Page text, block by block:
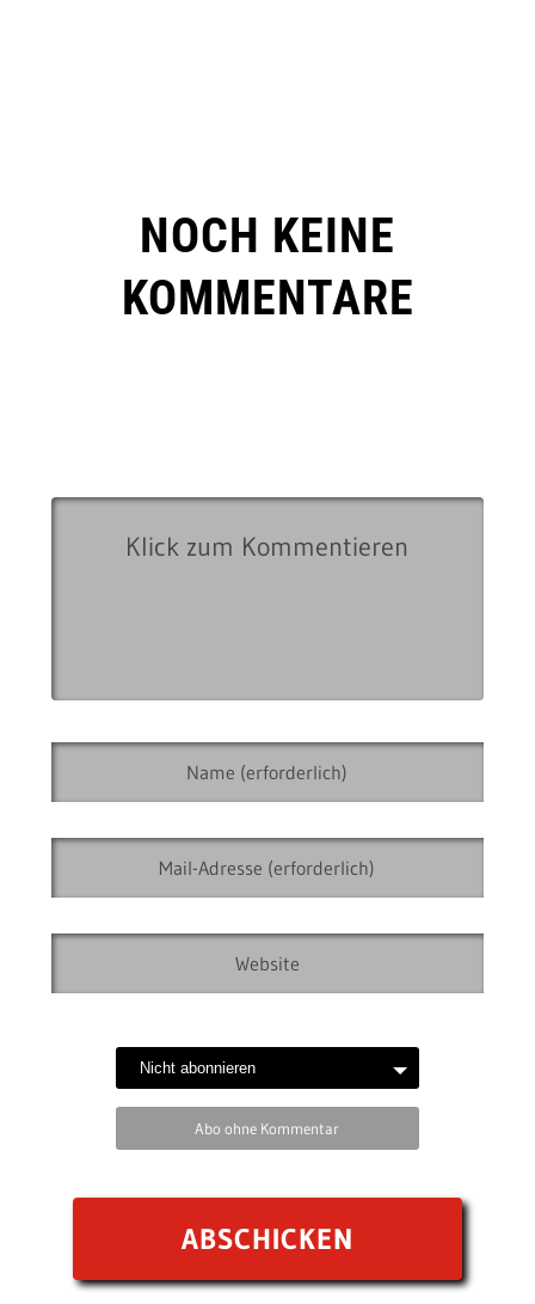
NOCH KEINE
KOMMENTARE
Abo ohne Kommentar